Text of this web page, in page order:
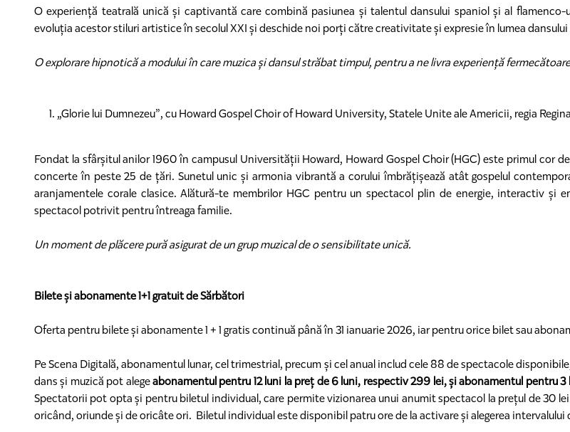
O experiență teatrală unică și captivantă care combină pasiunea și talentul dansului spaniol și al
evoluția acestor stiluri artistice în secolul XXI și deschide noi porți către creativitate și expresie în lumea
O explorare hipnotică a modului în care muzica și dansul străbat timpul, pentru a ne livra experiență
„Glorie lui Dumnezeu”, cu Howard Gospel Choir of Howard University, Statele Unite ale Americii, regia
Fondat la sfârșitul anilor 1960 în campusul Universității Howard, Howard Gospel Choir (HGC) este primul cor
concerte în peste 25 de țări. Sunetul unic și armonia vibrantă a corului îmbrățișează atât gospelul
aranjamentele corale clasice. Alătură-te membrilor HGC pentru un spectacol plin de energie, interactiv și
spectacol potrivit pentru întreaga familie.
Un moment de plăcere pură asigurat de un grup muzical de o sensibilitate unică.
Bilete și abonamente 1+1 gratuit de Sărbători
Oferta pentru bilete și abonamente 1 + 1 gratis continuă până în 31 ianuarie 2026, iar pentru orice bilet sau
Pe Scena Digitală, abonamentul lunar, cel trimestrial, precum și cel anual includ cele 88 de spectacole
dans și muzică pot alegeabonamentul pentru 12 luni la preț de 6 luni, respectiv 299 lei, și abonamentul pentru
Spectatorii pot opta și pentru biletul individual, care permite vizionarea unui anumit spectacol la prețul de 30
oricând, oriunde și de oricâte ori. Biletul individual este disponibil patru ore de la activare și alegerea